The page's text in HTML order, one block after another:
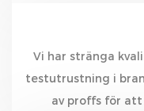
Vi har stränga
testutrustning i
av proffs för